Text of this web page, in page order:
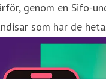
genom en Sifo-
som har de